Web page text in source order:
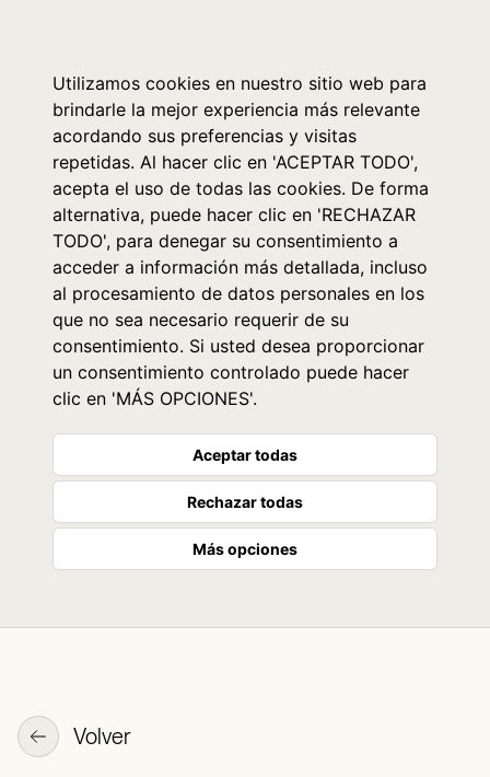
Utilizamos cookies en nuestro sitio web para
brindarle la mejor experiencia más relevante
acordando sus preferencias y visitas
repetidas. Al hacer clic en 'ACEPTAR TODO',
acepta el uso de todas las cookies. De forma
alternativa, puede hacer clic en 'RECHAZAR
TODO', para denegar su consentimiento a
acceder a información más detallada, incluso
al procesamiento de datos personales en los
que no sea necesario requerir de su
consentimiento. Si usted desea proporcionar
un consentimiento controlado puede hacer
clic en 'MÁS OPCIONES'.
Aceptar todas
Rechazar todas
Más opciones
Volver